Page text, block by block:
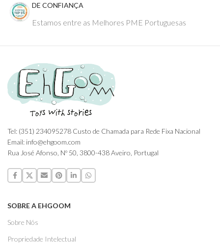
DE CONFIANÇA
Estamos entre as Melhores PME Portuguesas
Tel: (351) 234095278 Custo de Chamada para Rede Fixa Nacional
Email: info@ehgoom.com
Rua José Afonso, Nº 50, 3800-438 Aveiro, Portugal
SOBRE A EHGOOM
Sobre Nós
Propriedade Intelectual